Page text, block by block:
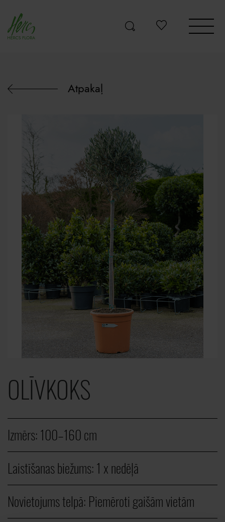
Atpakaļ
OLĪVKOKS
Izmērs:100–160 cm
Laistīšanas biežums:1 x nedēļā
Novietojums telpā: Piemēroti gaišām vietām